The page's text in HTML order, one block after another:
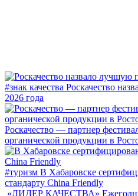
#знак качества Роскачество
2026 года
Роскачество — партнер
органической продукции в
#туризм В Хабаровске
стандарту China Friendly
«ЛИДЕР КАЧЕСТВА»